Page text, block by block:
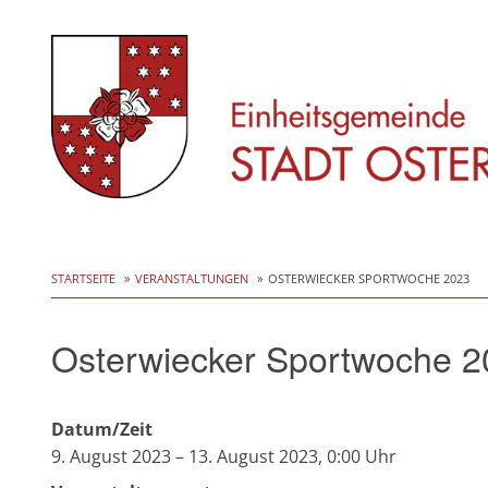
content
STARTSEITE VERANSTALTUNGEN OSTERWIECKER SPORTWOCHE 2023
Osterwiecker Sportwoche
Datum/Zeit
9. August 2023 – 13. August 2023, 0:00 Uhr